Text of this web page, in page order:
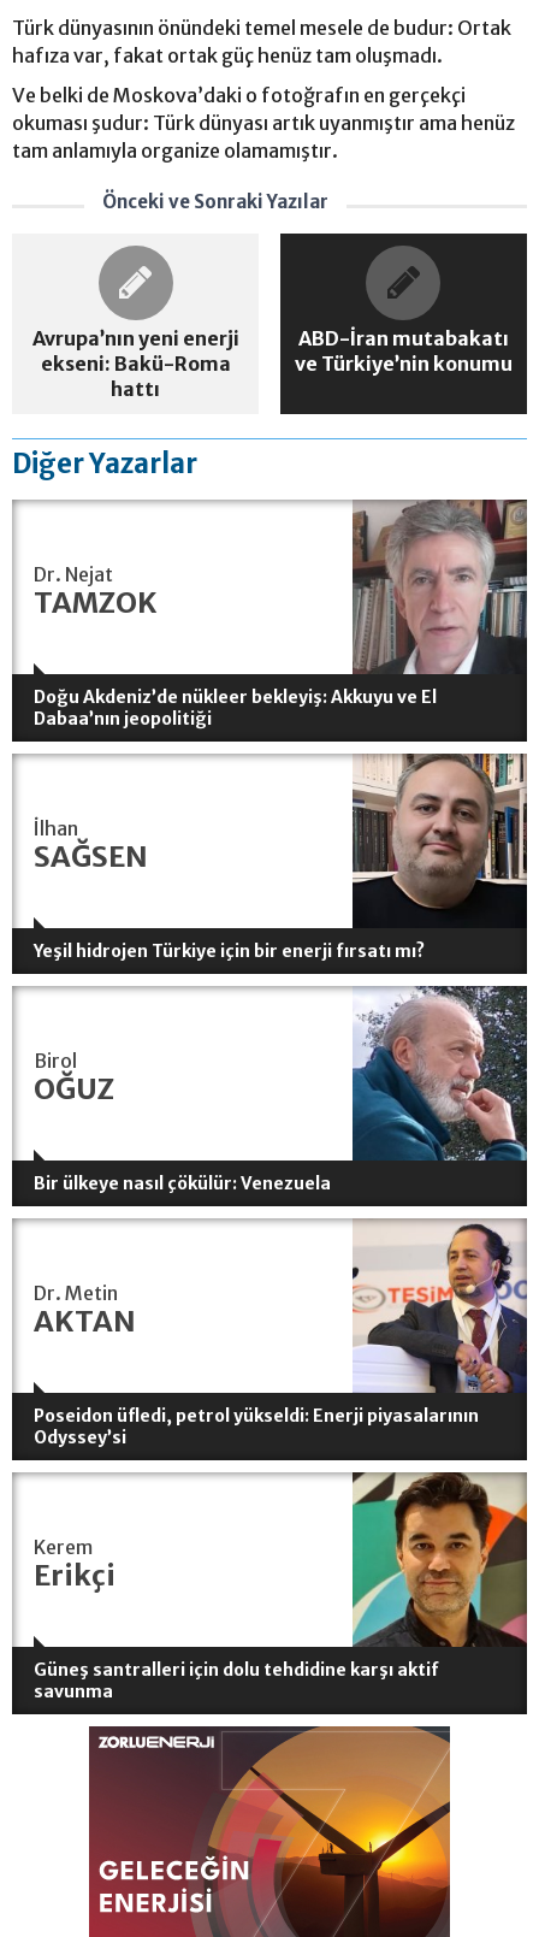
Türk dünyasının önündeki temel mesele de budur: Ortak
hafıza var, fakat ortak güç henüz tam oluşmadı.
Ve belki de Moskova’daki o fotoğrafın en gerçekçi
okuması şudur: Türk dünyası artık uyanmıştır ama henüz
tam anlamıyla organize olamamıştır.
Önceki ve Sonraki Yazılar
Avrupa’nın yeni enerji
ekseni: Bakü-Roma
hattı
ABD-İran mutabakatı
ve Türkiye’nin konumu
Diğer Yazarlar
Dr. Nejat
TAMZOK
Doğu Akdeniz’de nükleer bekleyiş: Akkuyu ve El
Dabaa’nın jeopolitiği
İlhan
SAĞSEN
Yeşil hidrojen Türkiye için bir enerji fırsatı mı?
Birol
OĞUZ
Bir ülkeye nasıl çökülür: Venezuela
Dr. Metin
AKTAN
Poseidon üfledi, petrol yükseldi: Enerji piyasalarının
Odyssey’si
Kerem
Erikçi
Güneş santralleri için dolu tehdidine karşı aktif
savunma